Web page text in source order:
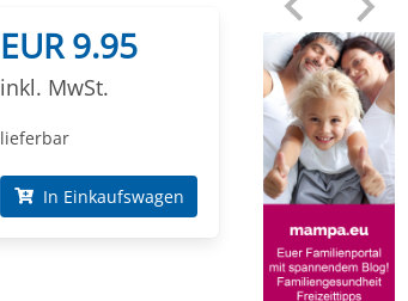
EUR 9.95
inkl. MwSt.
lieferbar
In Einkaufswagen